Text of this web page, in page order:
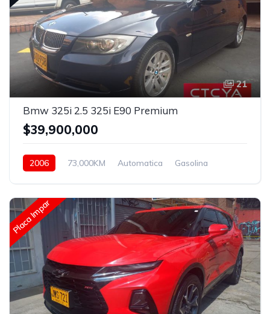
21
Bmw 325i 2.5 325i E90 Premium
$39,900,000
2006 73,000KM Automatica
Gasolina
Placa Impar